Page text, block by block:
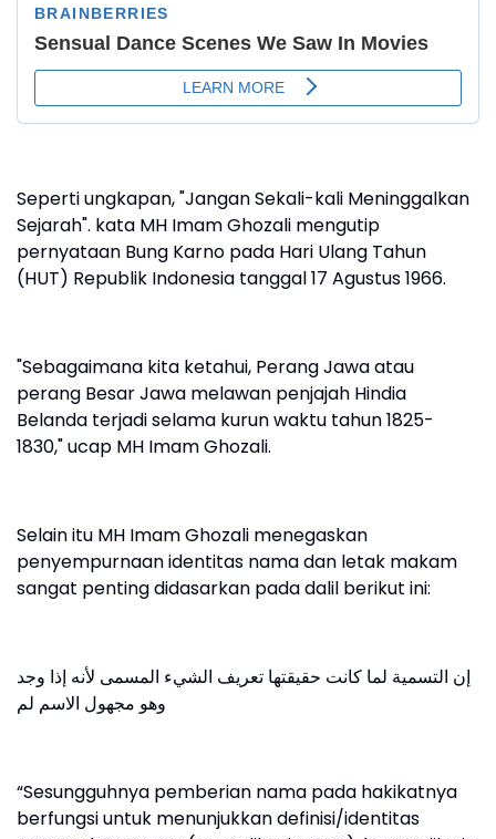
Seperti ungkapan, "Jangan Sekali-kali Meninggalkan
Sejarah". kata MH Imam Ghozali mengutip
pernyataan Bung Karno pada Hari Ulang Tahun
(HUT) Republik Indonesia tanggal 17 Agustus 1966.
"Sebagaimana kita ketahui, Perang Jawa atau
perang Besar Jawa melawan penjajah Hindia
Belanda terjadi selama kurun waktu tahun 1825-
1830," ucap MH Imam Ghozali.
Selain itu MH Imam Ghozali menegaskan
penyempurnaan identitas nama dan letak makam
sangat penting didasarkan pada dalil berikut ini:
ﺇﻥ ﺍﻟﺘﺴﻤﻴﺔ ﻟﻤﺎ ﻛﺎﻧﺖ ﺣﻘﻴﻘﺘﻬﺎ ﺗﻌﺮﻳﻒ ﺍﻟﺸﻲﺀ ﺍﻟﻤﺴﻤﻰ ﻷﻧﻪ ﺇﺫﺍ ﻭﺟﺪ
ﻭﻫﻮ ﻣﺠﻬﻮﻝ ﺍﻻﺳﻢ ﻟﻢ
“Sesungguhnya pemberian nama pada hakikatnya
berfungsi untuk menunjukkan definisi/identitas